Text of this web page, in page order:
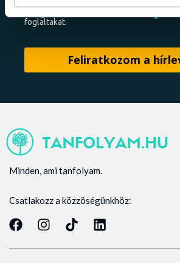
foglaltakat.
Minden, ami tanfolyam.
Csatlakozz a közzöségünkhöz: